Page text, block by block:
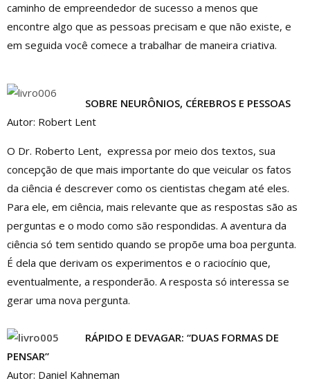
caminho de empreendedor de sucesso a menos que
encontre algo que as pessoas precisam e que não existe, e
em seguida você comece a trabalhar de maneira criativa.
SOBRE NEURÔNIOS, CÉREBROS E PESSOAS
Autor: Robert Lent
O Dr. Roberto Lent, expressa por meio dos textos, sua
concepção de que mais importante do que veicular os fatos
da ciência é descrever como os cientistas chegam até eles.
Para ele, em ciência, mais relevante que as respostas são as
perguntas e o modo como são respondidas. A aventura da
ciência só tem sentido quando se propõe uma boa pergunta.
É dela que derivam os experimentos e o raciocínio que,
eventualmente, a responderão. A resposta só interessa se
gerar uma nova pergunta.
RÁPIDO E DEVAGAR: “DUAS FORMAS DE
PENSAR”
Autor: Daniel Kahneman